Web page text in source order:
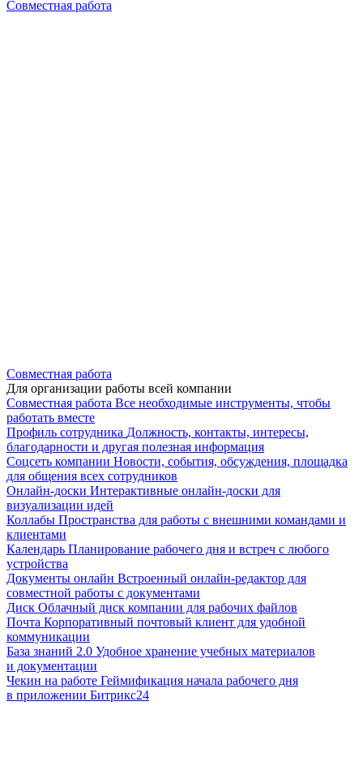
Совместная работа
Совместная работа
Для организации работы всей компании
Совместная работа Все необходимые инструменты, чтобы
работать вместе
Профиль сотрудника Должность, контакты, интересы,
благодарности и другая полезная информация
Соцсеть компании Новости, события, обсуждения, площадка
для общения всех сотрудников
Онлайн-доски Интерактивные онлайн-доски для
визуализации идей
Коллабы Пространства для работы с внешними командами и
клиентами
Календарь Планирование рабочего дня и встреч с любого
устройства
Документы онлайн Встроенный онлайн-редактор для
совместной работы с документами
Диск Облачный диск компании для рабочих файлов
Почта Корпоративный почтовый клиент для удобной
коммуникации
База знаний 2.0 Удобное хранение учебных материалов
и документации
Чекин на работе Геймификация начала рабочего дня
в приложении Битрикс24